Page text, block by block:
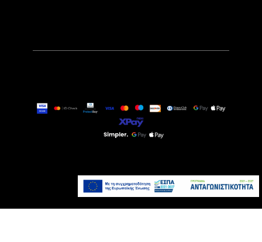
Προσθήκη στο καλάθι